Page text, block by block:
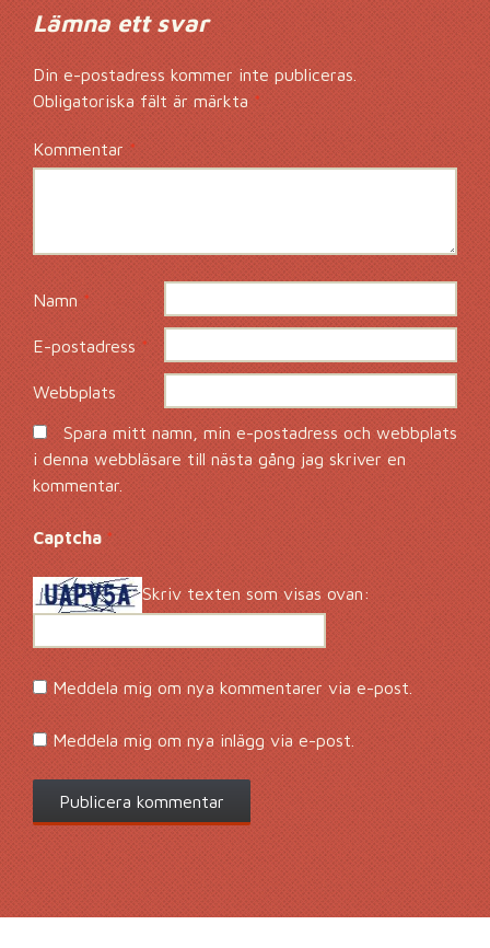
Lämna ett svar
Din e-postadress kommer inte publiceras.
Obligatoriska fält är märkta *
Kommentar*
Namn*
E-postadress*
Webbplats
Spara mitt namn, min e-postadress och webbplats
i denna webbläsare till nästa gång jag skriver en
kommentar.
Captcha *
Skriv texten som visas ovan:
Meddela mig om nya kommentarer via e-post.
Meddela mig om nya inlägg via e-post.